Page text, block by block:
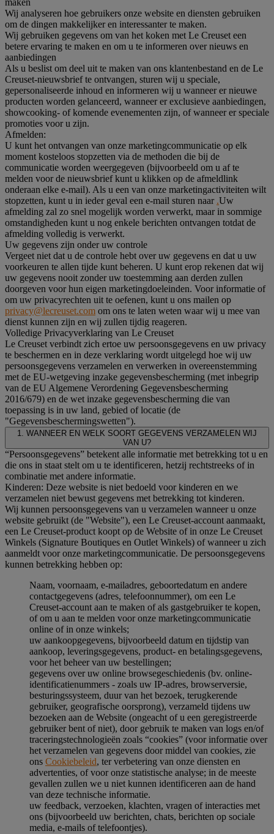
maken
Wij analyseren hoe gebruikers onze website en diensten gebruiken
om de dingen makkelijker en interessanter te maken.
Wij gebruiken gegevens om van het koken met Le Creuset een
betere ervaring te maken en om u te informeren over nieuws en
aanbiedingen
Als u beslist om deel uit te maken van ons klantenbestand en de Le
Creuset-nieuwsbrief te ontvangen, sturen wij u speciale,
gepersonaliseerde inhoud en informeren wij u wanneer er nieuwe
producten worden gelanceerd, wanneer er exclusieve aanbiedingen,
showcooking- of komende evenementen zijn, of wanneer er speciale
promoties voor u zijn.
Afmelden:
U kunt het ontvangen van onze marketingcommunicatie op elk
moment kosteloos stopzetten via de methoden die bij de
communicatie worden weergegeven (bijvoorbeeld om u af te
melden voor de nieuwsbrief kunt u klikken op de afmeldlink
onderaan elke e-mail). Als u een van onze marketingactiviteiten wilt
stopzetten, kunt u in ieder geval een e-mail sturen naar .Uw
afmelding zal zo snel mogelijk worden verwerkt, maar in sommige
omstandigheden kunt u nog enkele berichten ontvangen totdat de
afmelding volledig is verwerkt.
Uw gegevens zijn onder uw controle
Vergeet niet dat u de controle hebt over uw gegevens en dat u uw
voorkeuren te allen tijde kunt beheren. U kunt erop rekenen dat wij
uw gegevens nooit zonder uw toestemming aan derden zullen
doorgeven voor hun eigen marketingdoeleinden. Voor informatie of
om uw privacyrechten uit te oefenen, kunt u ons mailen op
privacy@lecreuset.com om ons te laten weten waar wij u mee van
dienst kunnen zijn en wij zullen tijdig reageren.
Volledige Privacyverklaring van Le Creuset
Le Creuset verbindt zich ertoe uw persoonsgegevens en uw privacy
te beschermen en in deze verklaring wordt uitgelegd hoe wij uw
persoonsgegevens verzamelen en verwerken in overeenstemming
met de EU-wetgeving inzake gegevensbescherming (met inbegrip
van de EU Algemene Verordening Gegevensbescherming
2016/679) en de wet inzake gegevensbescherming die van
toepassing is in uw land, gebied of locatie (de
"Gegevensbeschermingswetten").
1. WANNEER EN WELK SOORT GEGEVENS VERZAMELEN WIJ
VAN U?
“Persoonsgegevens” betekent alle informatie met betrekking tot u en
die ons in staat stelt om u te identificeren, hetzij rechtstreeks of in
combinatie met andere informatie.
Kinderen: Deze website is niet bedoeld voor kinderen en we
verzamelen niet bewust gegevens met betrekking tot kinderen.
Wij kunnen persoonsgegevens van u verzamelen wanneer u onze
website gebruikt (de "Website"), een Le Creuset-account aanmaakt,
een Le Creuset-product koopt op de Website of in onze Le Creuset
Winkels (Signature Boutiques en Outlet Winkels) of wanneer u zich
aanmeldt voor onze marketingcommunicatie. De persoonsgegevens
kunnen betrekking hebben op:
Naam, voornaam, e-mailadres, geboortedatum en andere
contactgegevens (adres, telefoonnummer), om een Le
Creuset-account aan te maken of als gastgebruiker te kopen,
of om u aan te melden voor onze marketingcommunicatie
online of in onze winkels;
uw aankoopgegevens, bijvoorbeeld datum en tijdstip van
aankoop, leveringsgegevens, product- en betalingsgegevens,
voor het beheer van uw bestellingen;
gegevens over uw online browsegeschiedenis (bv. online-
identificatienummers - zoals uw IP-adres, browserversie,
besturingssysteem, duur van het bezoek, terugkerende
gebruiker, geografische oorsprong), verzameld tijdens uw
bezoeken aan de Website (ongeacht of u een geregistreerde
gebruiker bent of niet), door gebruik te maken van logs en/of
traceringstechnologieën zoals “cookies” (voor informatie over
het verzamelen van gegevens door middel van cookies, zie
ons Cookiebeleid, ter verbetering van onze diensten en
advertenties, of voor onze statistische analyse; in de meeste
gevallen zullen we u niet kunnen identificeren aan de hand
van deze technische informatie.
uw feedback, verzoeken, klachten, vragen of interacties met
ons (bijvoorbeeld uw berichten, chats, berichten op sociale
media, e-mails of telefoontjes).